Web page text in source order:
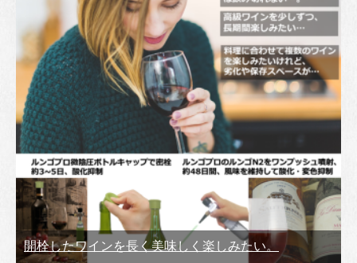
開栓したワインを長く美味しく楽しみたい。